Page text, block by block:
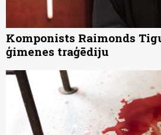
Komponists Raimonds
ģimenes traģēdiju